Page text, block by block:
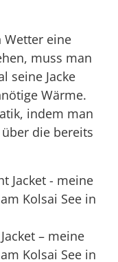
eine
muss man
seine Jacke
Wärme.
indem man
die bereits
– meine
Kolsai See in